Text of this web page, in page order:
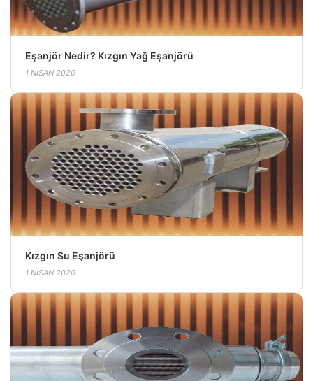
Eşanjör Nedir? Kızgın Yağ Eşanjörü
1 NISAN 2020
Kızgın Su Eşanjörü
1 NISAN 2020